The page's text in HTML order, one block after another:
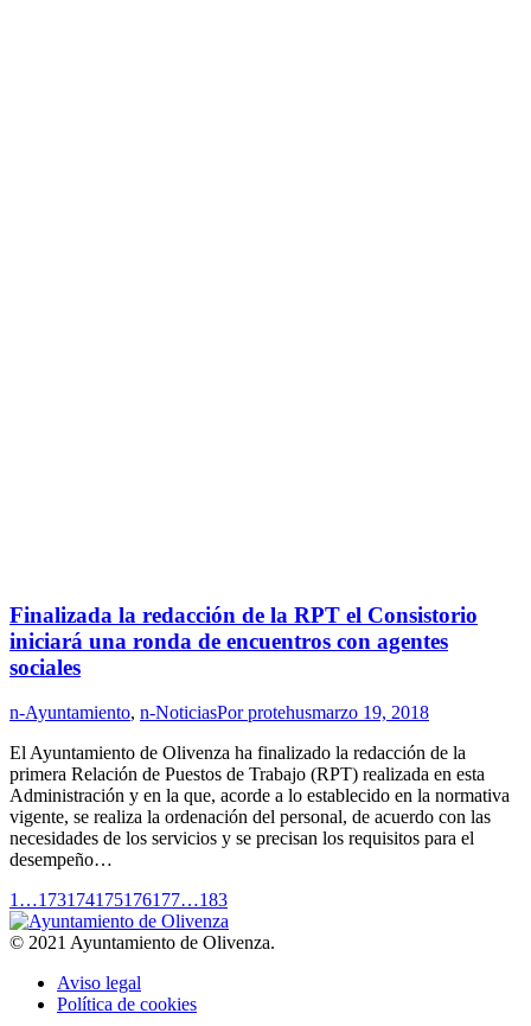
Finalizada la redacción de la RPT el Consistorio
iniciará una ronda de encuentros con agentes
sociales
n-Ayuntamiento, n-NoticiasPorprotehusmarzo 19, 2018
El Ayuntamiento de Olivenza ha finalizado la redacción de la
primera Relación de Puestos de Trabajo (RPT) realizada en esta
Administración y en la que, acorde a lo establecido en la normativa
vigente, se realiza la ordenación del personal, de acuerdo con las
necesidades de los servicios y se precisan los requisitos para el
desempeño…
1 …173174175176177…183
© 2021 Ayuntamiento de Olivenza.
Aviso legal
Política de cookies